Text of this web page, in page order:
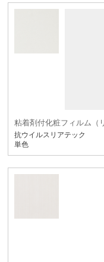
粘着剤付化粧フィルム（
抗ウイルスリアテック
単色